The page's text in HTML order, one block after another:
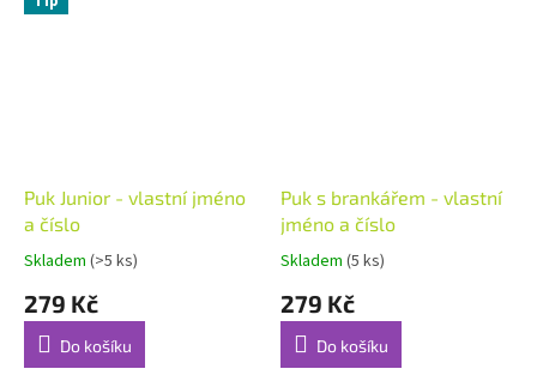
Puk Junior - vlastní jméno
a číslo
Průměrné
produktu
4,7
Skladem (>5 ks)
279 Kč
Do košíku
Puk s brankářem - vlastní
jméno a číslo
Průměrné
produktu
5,0
Skladem (5 ks)
279 Kč
Do košíku